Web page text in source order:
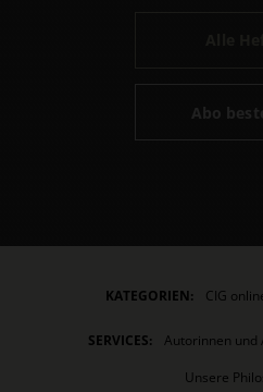
Abo
KATEGORIEN: CIG
SERVICES: Autorinnen und
Unsere